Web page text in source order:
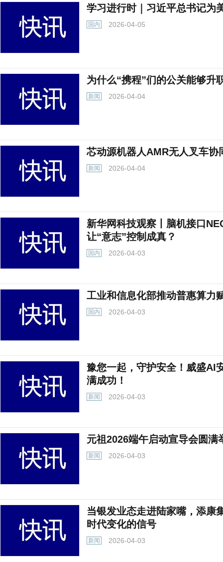
学习进行时｜习近平总书记为
国内 2026-04-05
为什么“携程”们的公关能够升
新闻 2026-04-04
芯动源机器人AMR无人叉车协
新闻 2026-04-04
新华网科技观察丨脑机接口
让“意志”控制成真？
国内 2026-04-03
工业和信息化部推动普惠算力
国内 2026-04-03
豫您一起，守护安全！威盛AI
满成功！
新闻 2026-04-03
元祖2026端午启动宣导会圆满
新闻 2026-04-03
当银发业态走进陆家嘴，添康
时代变化的信号
新闻 2026-04-03